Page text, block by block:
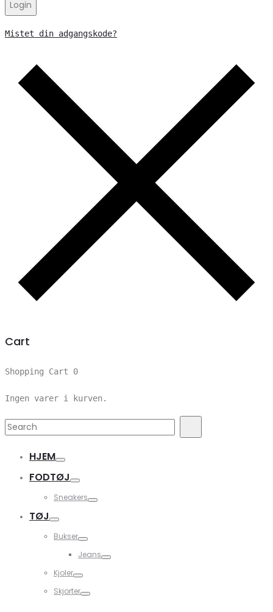
Login
Mistet din adgangskode?
Cart
Shopping Cart 0
Ingen varer i kurven.
Search
HJEM
FODTØJ
Sneakers
TØJ
Bukser
Jeans
Kjoler
Skjorter